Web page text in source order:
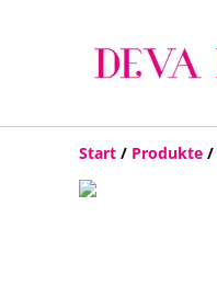
Start / Produkte /